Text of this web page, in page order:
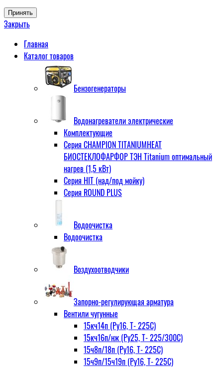
Принять
Закрыть
Главная
Каталог товаров
Бензогенераторы
Водонагреватели электрические
Комплектующие
Серия CHAMPION TITANIUMHEAT
БИОСТЕКЛОФАРФОР ТЭН Titanium оптимальный
нагрев (1,5 кВт)
Серия HIT (над/под мойку)
Серия ROUND PLUS
Водоочистка
Водоочистка
Воздухоотводчики
Запорно-регулирующая арматура
Вентили чугунные
15кч14п (Ру16, Т- 225С)
15кч16п/нж (Ру25, Т- 225/300С)
15ч8п/18п (Ру16, Т- 225С)
15ч9п/15ч19п (Ру16, Т- 225С)